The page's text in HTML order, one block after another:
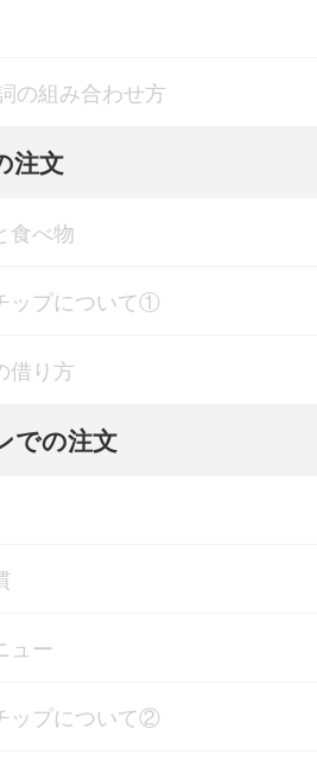
の組み合わせ方
注文
食べ物
ップについて①
借り方
での注文
ュー
ップについて②